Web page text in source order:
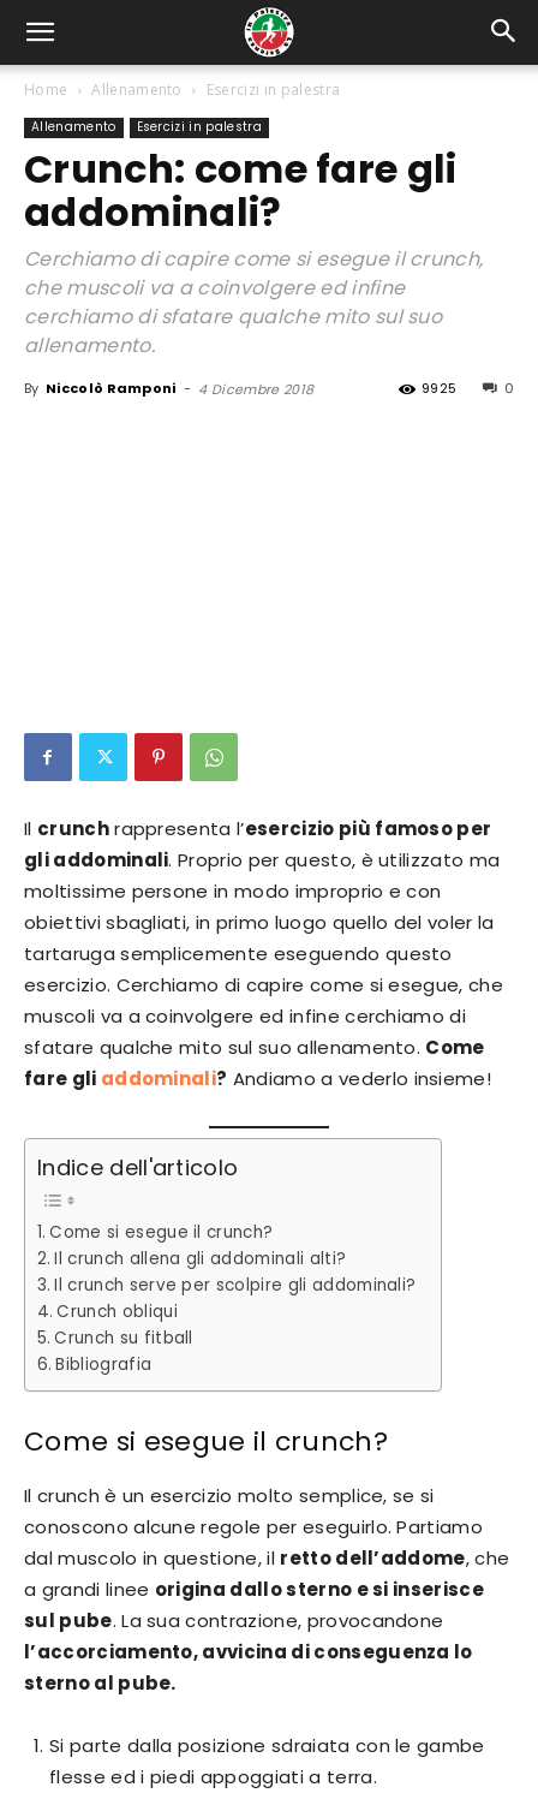
Home Allenamento Esercizi in palestra
Allenamento Esercizi in palestra
Crunch: come fare gli
addominali?
Cerchiamo di capire come si esegue il crunch,
che muscoli va a coinvolgere ed infine
cerchiamo di sfatare qualche mito sul suo
allenamento.
By Niccolò Ramponi - 4 Dicembre 2018 0
9925
Il crunchrappresenta l’esercizio più famoso per
gli addominali. Proprio per questo, è utilizzato ma
moltissime persone in modo improprio e con
obiettivi sbagliati, in primo luogo quello del voler la
tartaruga semplicemente eseguendo questo
esercizio. Cerchiamo di capire come si esegue, che
muscoli va a coinvolgere ed infine cerchiamo di
sfatare qualche mito sul suo allenamento. Come
fare gli addominali? Andiamo a vederlo insieme!
Indice dell'articolo
Come si esegue il crunch?
Il crunch allena gli addominali alti?
Il crunch serve per scolpire gli addominali?
Crunch obliqui
Crunch su fitball
Bibliografia
Come si esegue il crunch?
Il crunch è un esercizio molto semplice, se si
conoscono alcune regole per eseguirlo. Partiamo
dal muscolo in questione, il retto dell’addome, che
a grandi linee origina dallo sterno e si inserisce
sul pube. La sua contrazione, provocandone
l’accorciamento, avvicina di conseguenza lo
sterno al pube.
Si parte dalla posizione sdraiata con le gambe
flesse ed i piedi appoggiati a terra.